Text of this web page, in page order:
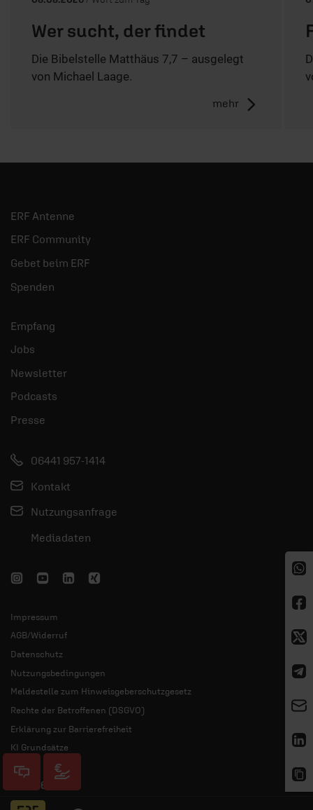
Wer sucht, der findet
Die Bibelstelle Matthäus 7,7 – ausgelegt
von Michael Laage.
mehr
ERF Antenne
ERF Community
Gebet beim ERF
Spenden
Empfang
Jobs
Newsletter
Podcasts
Presse
06441 957-1414
Kontakt
Nutzungsanfrage
Mediadaten
Impressum
AGB/Widerruf
Datenschutz
Nutzungsbedingungen
Meldestelle zum Hinweisgeberschutzgesetz
Rechte der Betroffenen (DSGVO)
Erklärung zur Barrierefreiheit
KI Grundsätze
© 2026 ERF